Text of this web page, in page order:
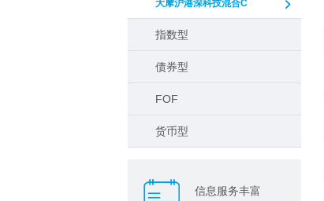
大摩沪港深科技混合C
指数型
债券型
FOF
货币型
信息服务丰富